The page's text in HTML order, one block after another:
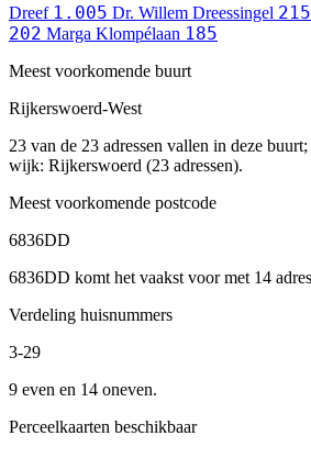
Dreef 1.005 Dr. Willem Dreessingel 215
202 Marga Klompélaan 185
Meest voorkomende buurt
Rijkerswoerd-West
23 van de 23 adressen vallen in deze
wijk: Rijkerswoerd (23 adressen).
Meest voorkomende postcode
6836DD
6836DD komt het vaakst voor met 14
Verdeling huisnummers
3-29
9 even en 14 oneven.
Perceelkaarten beschikbaar